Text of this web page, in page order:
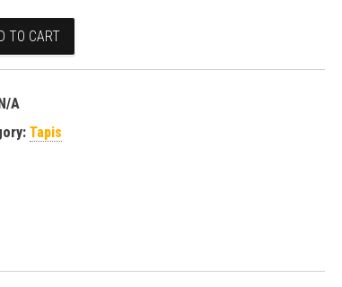
blanc ghost quantity
TO CART
A
Tapis